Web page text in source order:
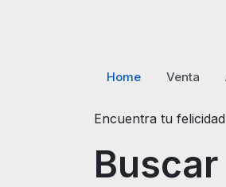
Home Venta
Encuentra tu felicidad